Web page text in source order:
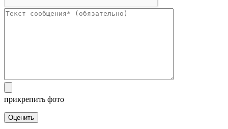
прикрепить фото
Оценить